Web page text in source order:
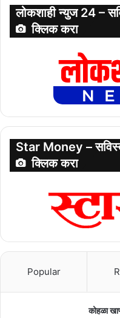
लोकशाही न्युज 24 –
क्लिक करा
Star Money –
क्लिक करा
Popular
कोहळा